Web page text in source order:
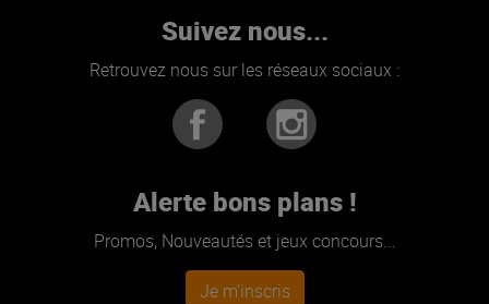
Suivez nous...
Retrouvez nous sur les réseaux sociaux :
Alerte bons plans !
Promos, Nouveautés et jeux concours...
Je m'inscris